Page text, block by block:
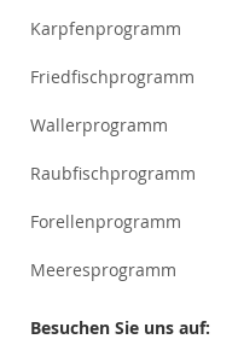
Karpfenprogramm
Friedfischprogramm
Wallerprogramm
Raubfischprogramm
Forellenprogramm
Meeresprogramm
Besuchen Sie uns auf: